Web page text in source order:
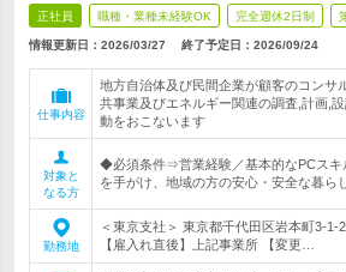
正社員 職種・業種未経験OK 完全週休2日制
情報更新日：2026/03/27 終了予定日： 2026/09/24
仕事内容
地方自治体及び民間企業が顧客のコンサ
共事業及びエネルギー関連の調査,計画,
動をおこないます
対象と
なる方
◆必須条件⇒営業経験／基本的なPCス
を手がけ、地域の方の安心・安全な暮ら
勤務地
＜東京支社＞ 東京都千代田区岩本町3-1-
【雇入れ直後】上記事業所 【変更…